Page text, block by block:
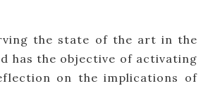
the state of the art in the
has the objective of activating
on the implications of